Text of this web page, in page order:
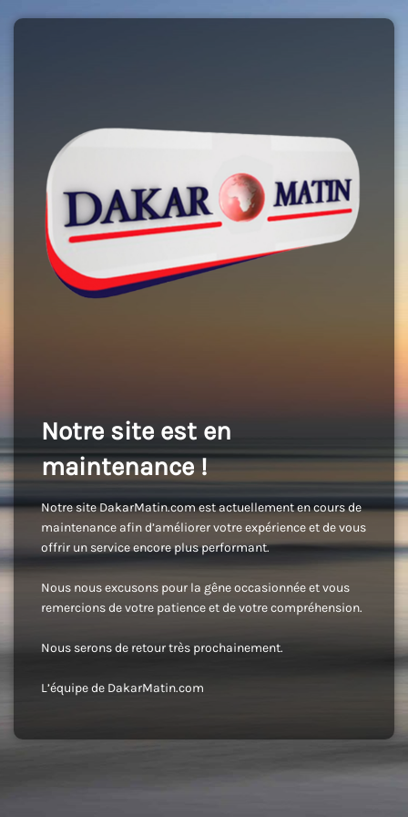
Notre site est en
maintenance !
Notre site DakarMatin.com est actuellement en cours de
maintenance afin d’améliorer votre expérience et de vous
offrir un service encore plus performant.
Nous nous excusons pour la gêne occasionnée et vous
remercions de votre patience et de votre compréhension.
Nous serons de retour très prochainement.
L’équipe de DakarMatin.com